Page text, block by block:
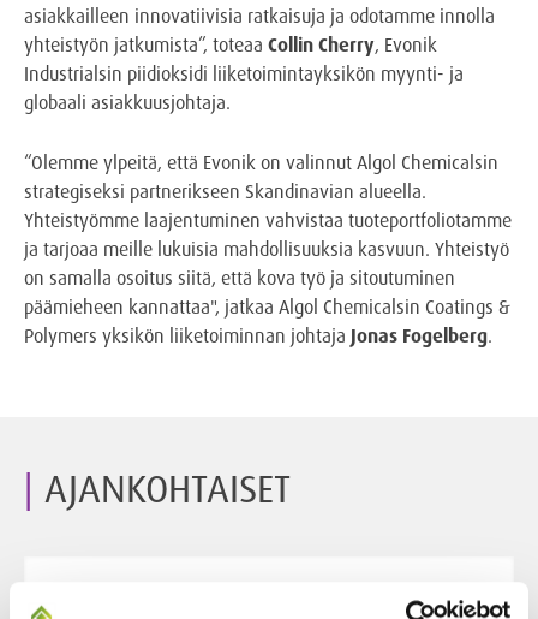
asiakkailleen innovatiivisia ratkaisuja ja odotamme innolla
yhteistyön jatkumista”, toteaa Collin Cherry, Evonik
Industrialsin piidioksidi liiketoimintayksikön myynti- ja
globaali asiakkuusjohtaja.
“Olemme ylpeitä, että Evonik on valinnut Algol Chemicalsin
strategiseksi partnerikseen Skandinavian alueella.
Yhteistyömme laajentuminen vahvistaa tuoteportfoliotamme
ja tarjoaa meille lukuisia mahdollisuuksia kasvuun. Yhteistyö
on samalla osoitus siitä, että kova työ ja sitoutuminen
päämieheen kannattaa", jatkaa Algol Chemicalsin Coatings &
Polymers yksikön liiketoiminnan johtaja Jonas Fogelberg.
AJANKOHTAISET